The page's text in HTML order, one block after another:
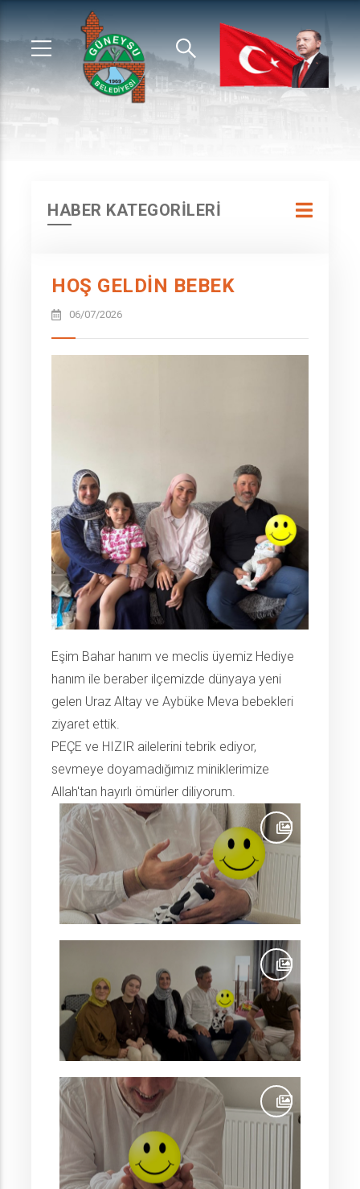
HABER KATEGORİLERİ
HOŞ GELDIN BEBEK
06/07/2026
Eşim Bahar hanım ve meclis üyemiz Hediye
hanım ile beraber ilçemizde dünyaya yeni
gelen Uraz Altay ve Aybüke Meva bebekleri
ziyaret ettik.
PEÇE ve HIZIR ailelerini tebrik ediyor,
sevmeye doyamadığımız miniklerimize
Allah'tan hayırlı ömürler diliyorum.